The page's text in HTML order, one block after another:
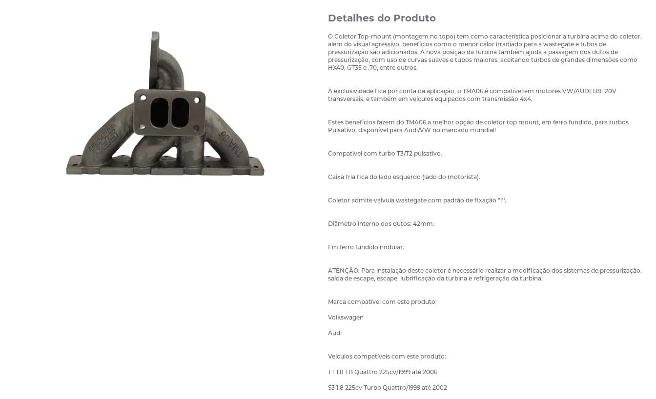
Detalhes do Produto
O Coletor Top-mount (montagem no topo) tem como característica posicionar a turbina acima do coletor,
além do visual agressivo, benefícios como o menor calor irradiado para a wastegate e tubos de
pressurização são adicionados. A nova posição da turbina também ajuda a passagem dos dutos de
pressurização, com uso de curvas suaves e tubos maiores, aceitando turbos de grandes dimensões como
HX40, GT35 e .70, entre outros.
A exclusividade fica por conta da aplicação, o TMA06 é compatível em motores VW/AUDI 1.8L 20V
transversais, e também em veículos equipados com transmissão 4x4.
Estes benefícios fazem do TMA06 a melhor opção de coletor top mount, em ferro fundido, para turbos
Pulsativo, disponível para Audi/VW no mercado mundial!
Compatível com turbo T3/T2 pulsativo.
Caixa fria fica do lado esquerdo (lado do motorista).
Coletor admite válvula wastegate com padrão de fixação "i''.
Diâmetro interno dos dutos: 42mm.
Em ferro fundido nodular.
ATENÇÃO: Para instalação deste coletor é necessário realizar a modificação dos sistemas de pressurização,
saída de escape, escape, lubrificação da turbina e refrigeração da turbina.
Marca compatível com este produto:
Volkswagen
Audi
Veículos compatíveis com este produto:
TT 1.8 TB Quattro 225cv/1999 até 2006
S3 1.8 225cv Turbo Quattro/1999 até 2002